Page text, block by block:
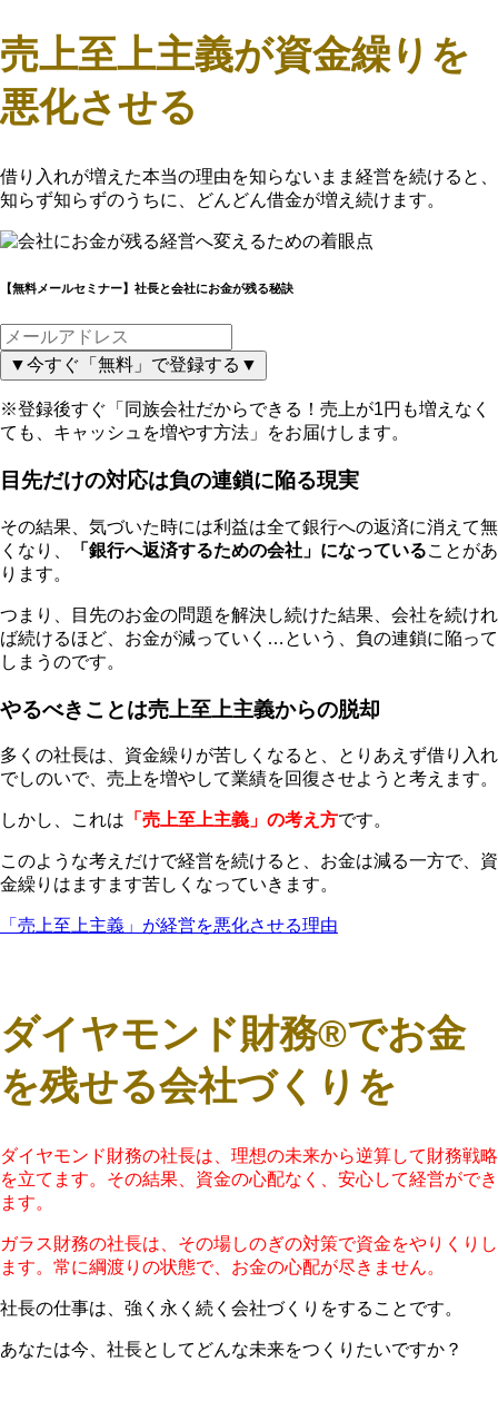
売上至上主義が資金繰りを
悪化させる
借り入れが増えた本当の理由を知らないまま経営を続けると、
知らず知らずのうちに、どんどん借金が増え続けます。
【無料メールセミナー】社長と会社にお金が残る秘訣
▼今すぐ「無料」で登録する▼
※登録後すぐ「同族会社だからできる！売上が1円も増えなく
ても、キャッシュを増やす方法」をお届けします。
目先だけの対応は負の連鎖に陥る現実
その結果、気づいた時には利益は全て銀行への返済に消えて無
くなり、
「銀行へ返済するための会社」になっていることがあ
ります。
つまり、目先のお金の問題を解決し続けた結果、会社を続けれ
ば続けるほど、お金が減っていく…という、負の連鎖に陥って
しまうのです。
やるべきことは売上至上主義からの脱却
多くの社長は、資金繰りが苦しくなると、とりあえず借り入れ
でしのいで、売上を増やして業績を回復させようと考えます。
しかし、これは 「売上至上主義」の考え方です。
このような考えだけで経営を続けると、お金は減る一方で、資
金繰りはますます苦しくなっていきます。
「売上至上主義」が経営を悪化させる理由
ダイヤモンド財務®でお金
を残せる会社づくりを
ダイヤモンド財務の社長は、理想の未来から逆算して財務戦略
を立てます。その結果、資金の心配なく、安心して経営ができ
ます。
ガラス財務の社長は、その場しのぎの対策で資金をやりくりし
ます。常に綱渡りの状態で、お金の心配が尽きません。
社長の仕事は、強く永く続く会社づくりをすることです。
あなたは今、社長としてどんな未来をつくりたいですか？